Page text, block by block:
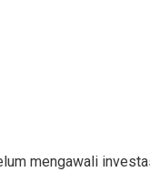
mengawali